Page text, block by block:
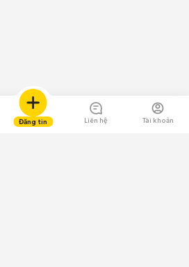
Đăng tin Liên hệ Tài khoản